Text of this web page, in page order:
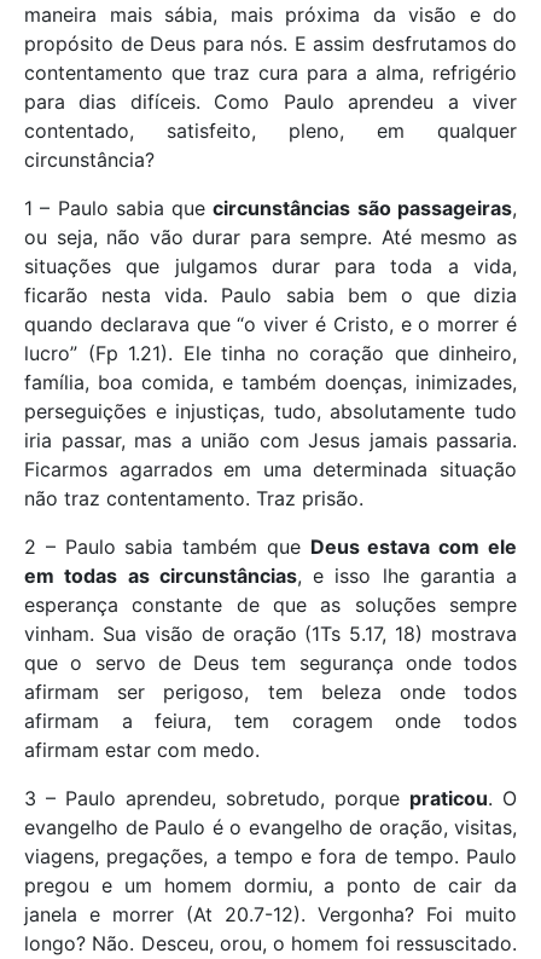
maneira mais sábia, mais próxima da visão e do
propósito de Deus para nós. E assim desfrutamos do
contentamento que traz cura para a alma, refrigério
para dias difíceis. Como Paulo aprendeu a viver
contentado, satisfeito, pleno, em qualquer
circunstância?
1 – Paulo sabia quecircunstâncias são passageiras,
ou seja, não vão durar para sempre. Até mesmo as
situações que julgamos durar para toda a vida,
ficarão nesta vida. Paulo sabia bem o que dizia
quando declarava que “o viver é Cristo, e o morrer é
lucro” (Fp 1.21). Ele tinha no coração que dinheiro,
família, boa comida, e também doenças, inimizades,
perseguições e injustiças, tudo, absolutamente tudo
iria passar, mas a união com Jesus jamais passaria.
Ficarmos agarrados em uma determinada situação
não traz contentamento. Traz prisão.
2 – Paulo sabia também que Deus estava com ele
em todas as circunstâncias, e isso lhe garantia a
esperança constante de que as soluções sempre
vinham. Sua visão de oração (1Ts 5.17, 18) mostrava
que o servo de Deus tem segurança onde todos
afirmam ser perigoso, tem beleza onde todos
afirmam a feiura, tem coragem onde todos
afirmam estar com medo.
3 – Paulo aprendeu, sobretudo, porque praticou. O
evangelho de Paulo é o evangelho de oração, visitas,
viagens, pregações, a tempo e fora de tempo. Paulo
pregou e um homem dormiu, a ponto de cair da
janela e morrer (At 20.7-12). Vergonha? Foi muito
longo? Não. Desceu, orou, o homem foi ressuscitado.